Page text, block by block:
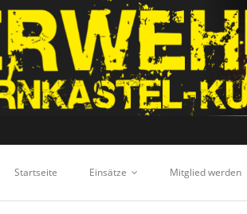
Startseite Einsätze Mitglied werden